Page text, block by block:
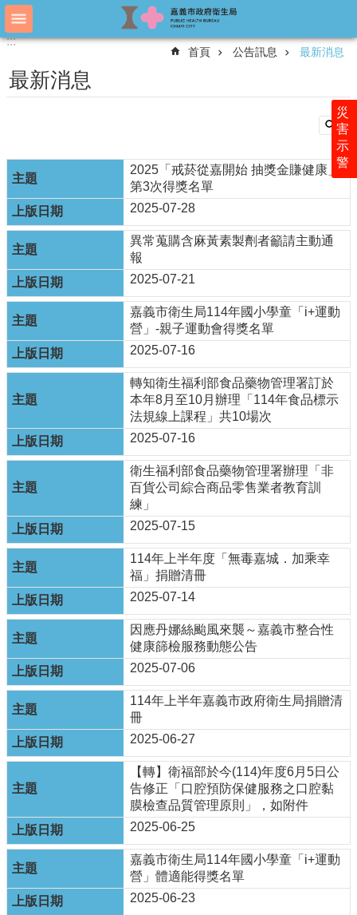
跳到主要內容區塊
進
搜
尋
衛
生
局
科
簡
介
附
屬
單
位
公
資
訊
公
訊
息
服
務
專
區
主
題
專
區
English
回
首
頁
網
站
導
覽
局
:::
災
害
示
警
:::
首頁 公告訊息 最新消息
最新消息
2025「戒菸從嘉開始 抽獎金賺健康」
第3次得獎名單
2025-07-28
異常蒐購含麻黃素製劑者籲請主動通
報
2025-07-21
嘉義市衛生局114年國小學童「i+運動
營」-親子運動會得獎名單
2025-07-16
轉知衛生福利部食品藥物管理署訂於
本年8月至10月辦理「114年食品標示
法規線上課程」共10場次
2025-07-16
衛生福利部食品藥物管理署辦理「非
百貨公司綜合商品零售業者教育訓
練」
2025-07-15
114年上半年度「無毒嘉城．加乘幸
福」捐贈清冊
2025-07-14
因應丹娜絲颱風來襲～嘉義市整合性
健康篩檢服務動態公告
2025-07-06
114年上半年嘉義市政府衛生局捐贈清
冊
2025-06-27
【轉】衛福部於今(114)年度6月5日公
告修正「口腔預防保健服務之口腔黏
膜檢查品質管理原則」，如附件
2025-06-25
嘉義市衛生局114年國小學童「i+運動
營」體適能得獎名單
2025-06-23